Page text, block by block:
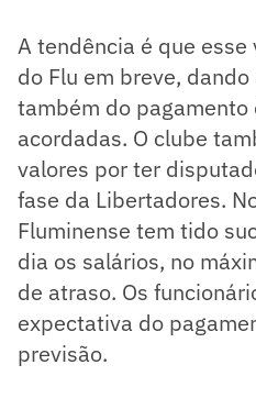
A tendência é que
do Flu em breve,
também do
acordadas. O clube
valores por ter
fase da Libertadores.
Fluminense tem tido
dia os salários, no
de atraso. Os
expectativa do
previsão.